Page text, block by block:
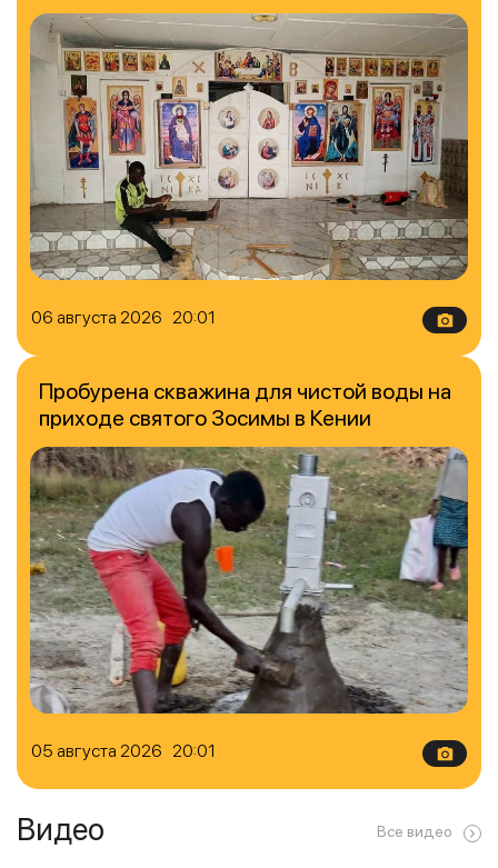
06 августа 2026 20:01
05 августа 2026 20:01
Пробурена скважина для чистой воды на
приходе святого Зосимы в Кении
Видео Все видео